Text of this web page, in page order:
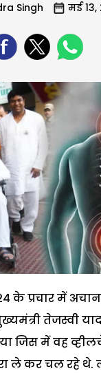
Singh मई 13,
के प्रचार में
तेजस्वी
जिस में वह
ले कर चल रहे थे.